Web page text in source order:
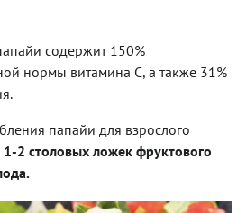
содержит 150%
нормы витамина С, а также 31%
папайи для взрослого
2 столовых ложек фруктового